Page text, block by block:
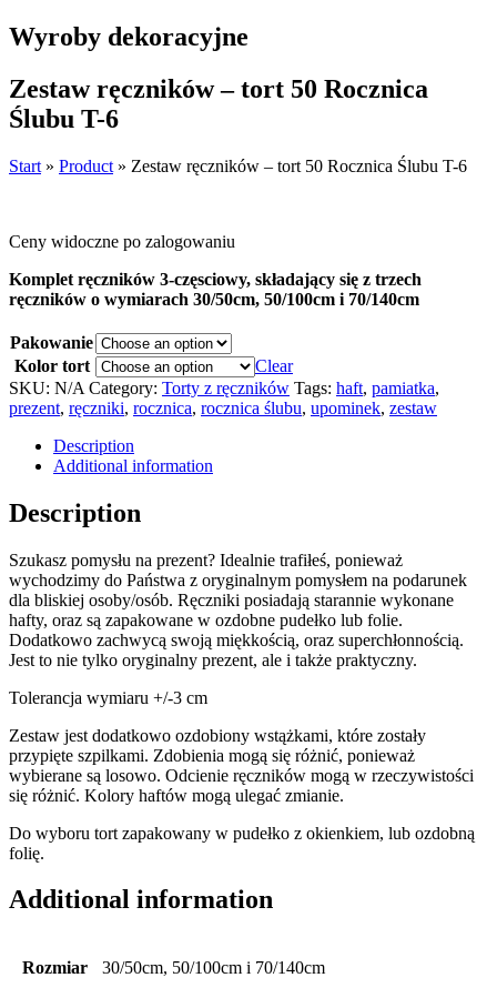
Wyroby dekoracyjne
Zestaw ręczników – tort 50 Rocznica
Ślubu T-6
Start » Product » Zestaw ręczników – tort 50 Rocznica Ślubu T-6
Ceny widoczne po zalogowaniu
Komplet ręczników 3-częsciowy, składający się z trzech
ręczników o wymiarach 30/50cm, 50/100cm i 70/140cm
Pakowanie
Kolor tort
Clear
SKU: N/A Category: Torty z ręczników Tags: haft, pamiatka,
prezent, ręczniki, rocznica, rocznica ślubu, upominek, zestaw
Description
Additional information
Description
Szukasz pomysłu na prezent? Idealnie trafiłeś, ponieważ
wychodzimy do Państwa z oryginalnym pomysłem na podarunek
dla bliskiej osoby/osób. Ręczniki posiadają starannie wykonane
hafty, oraz są zapakowane w ozdobne pudełko lub folie.
Dodatkowo zachwycą swoją miękkością, oraz superchłonnością.
Jest to nie tylko oryginalny prezent, ale i także praktyczny.
Tolerancja wymiaru +/-3 cm
Zestaw jest dodatkowo ozdobiony wstążkami, które zostały
przypięte szpilkami. Zdobienia mogą się różnić, ponieważ
wybierane są losowo. Odcienie ręczników mogą w rzeczywistości
się różnić. Kolory haftów mogą ulegać zmianie.
Do wyboru tort zapakowany w pudełko z okienkiem, lub ozdobną
folię.
Additional information
Rozmiar 30/50cm, 50/100cm i 70/140cm